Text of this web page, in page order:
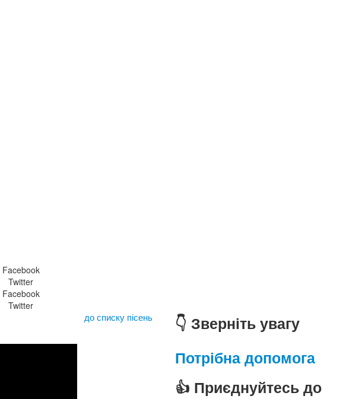
Facebook
Twitter
Facebook
Twitter
до списку пісень
👇 Зверніть увагу
Потрібна допомога
👍 Приєднуйтесь до